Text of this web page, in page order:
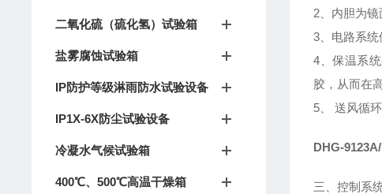
二氧化硫（硫化氢）试验箱
盐雾腐蚀试验箱
IP防护等级淋雨防水试验设备
IP1X-6X防尘试验设备
冷凝水气候试验箱
400℃、500℃高温干燥箱
2、内胆为
3、电路系统
4、保温系
胶，从而在
5、 送风循
DHG-
三、控制系